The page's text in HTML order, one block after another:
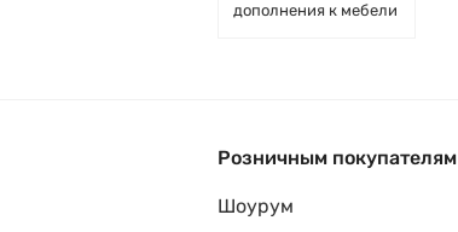
дополнения к мебели
Розничным покупателям
Шоурум